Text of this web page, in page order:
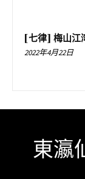
[七律] 梅山江
2022年4月22日
東瀛